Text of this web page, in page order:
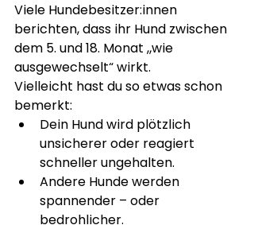
Viele Hundebesitzer:innen
berichten, dass ihr Hund zwischen
dem 5. und 18. Monat „wie
ausgewechselt“ wirkt.
Vielleicht hast du so etwas schon
bemerkt:
Dein Hund wird plötzlich
unsicherer oder reagiert
schneller ungehalten.
Andere Hunde werden
spannender – oder
bedrohlicher.